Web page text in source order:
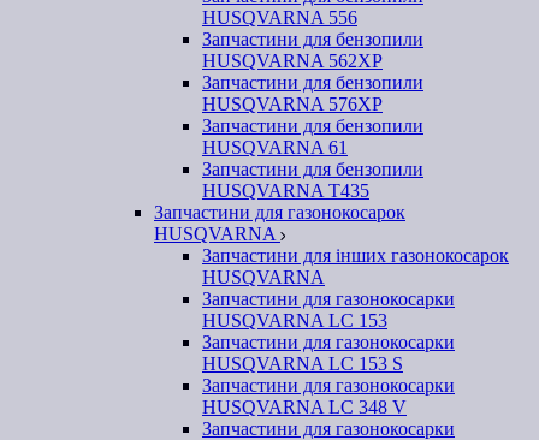
HUSQVARNA 556
Запчастини для бензопили
HUSQVARNA 562ХР
Запчастини для бензопили
HUSQVARNA 576XP
Запчастини для бензопили
HUSQVARNA 61
Запчастини для бензопили
HUSQVARNA T435
Запчастини для газонокосарок
HUSQVARNA
Запчастини для інших газонокосарок
HUSQVARNA
Запчастини для газонокосарки
HUSQVARNA LC 153
Запчастини для газонокосарки
HUSQVARNA LC 153 S
Запчастини для газонокосарки
HUSQVARNA LC 348 V
Запчастини для газонокосарки